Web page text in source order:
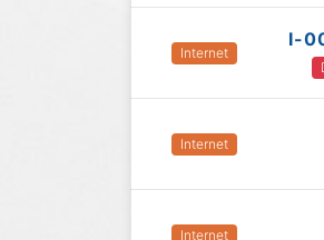
Internet
I-
Internet
Internet